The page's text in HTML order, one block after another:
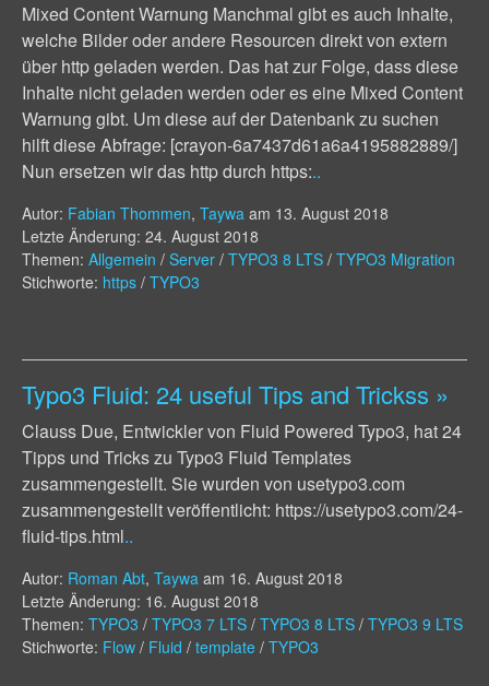
Mixed Content Warnung Manchmal gibt es auch Inhalte,
welche Bilder oder andere Resourcen direkt von extern
über http geladen werden. Das hat zur Folge, dass diese
Inhalte nicht geladen werden oder es eine Mixed Content
Warnung gibt. Um diese auf der Datenbank zu suchen
hilft diese Abfrage: [crayon-6a7437d61a6a4195882889/]
Nun ersetzen wir das http durch https:..
Autor: Fabian Thommen, Taywa am 13. August 2018
Letzte Änderung: 24. August 2018
Themen: Allgemein / Server / TYPO3 8 LTS / TYPO3 Migration
Stichworte: https / TYPO3
Typo3 Fluid: 24 useful Tips and Trickss »
Clauss Due, Entwickler von Fluid Powered Typo3, hat 24
Tipps und Tricks zu Typo3 Fluid Templates
zusammengestellt. Sie wurden von usetypo3.com
zusammengestellt veröffentlicht: https://usetypo3.com/24-
fluid-tips.html..
Autor: Roman Abt, Taywa am 16. August 2018
Letzte Änderung: 16. August 2018
Themen: TYPO3 / TYPO3 7 LTS / TYPO3 8 LTS / TYPO3 9 LTS
Stichworte: Flow / Fluid / template / TYPO3